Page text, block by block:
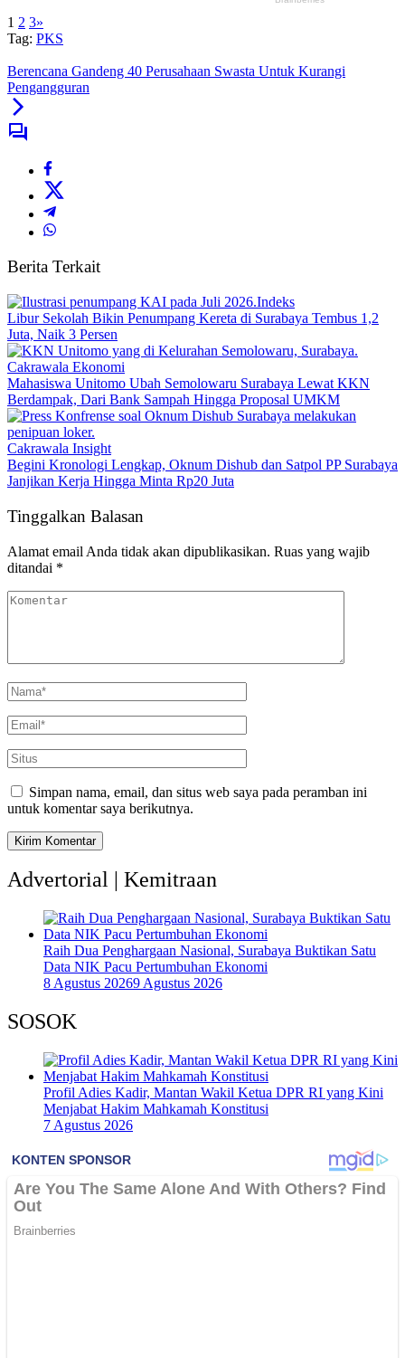
1 2 3»
Tag: PKS
Berencana Gandeng 40 Perusahaan Swasta Untuk Kurangi
Pengangguran
Berita Terkait
Indeks
Libur Sekolah Bikin Penumpang Kereta di Surabaya Tembus 1,2
Juta, Naik 3 Persen
Cakrawala Ekonomi
Mahasiswa Unitomo Ubah Semolowaru Surabaya Lewat KKN
Berdampak, Dari Bank Sampah Hingga Proposal UMKM
Cakrawala Insight
Begini Kronologi Lengkap, Oknum Dishub dan Satpol PP Surabaya
Janjikan Kerja Hingga Minta Rp20 Juta
Tinggalkan Balasan
Alamat email Anda tidak akan dipublikasikan. Ruas yang wajib
ditandai *
Simpan nama, email, dan situs web saya pada peramban ini
untuk komentar saya berikutnya.
Advertorial | Kemitraan
Raih Dua Penghargaan Nasional, Surabaya Buktikan Satu
Data NIK Pacu Pertumbuhan Ekonomi
8 Agustus 20269 Agustus 2026
SOSOK
Profil Adies Kadir, Mantan Wakil Ketua DPR RI yang Kini
Menjabat Hakim Mahkamah Konstitusi
7 Agustus 2026